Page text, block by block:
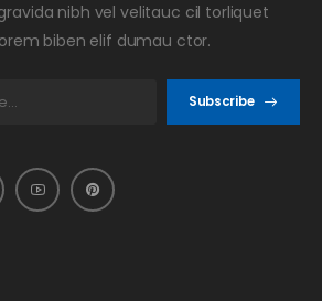
nibh vel velitauc cil torliquet
biben elif dumau ctor.
Subscribe